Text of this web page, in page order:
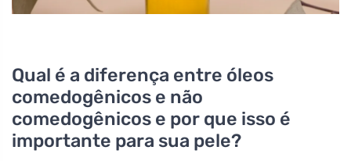
Qual é a diferença entre óleos
comedogênicos e não
comedogênicos e por que isso é
importante para sua pele?